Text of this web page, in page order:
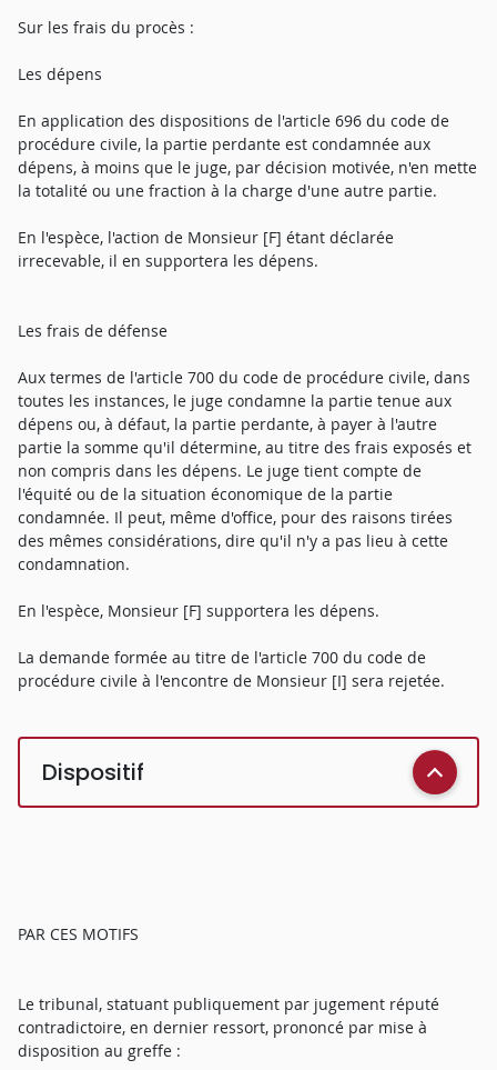
Sur les frais du procès :
Les dépens
En application des dispositions de l'article 696 du code de
procédure civile, la partie perdante est condamnée aux
dépens, à moins que le juge, par décision motivée, n'en mette
la totalité ou une fraction à la charge d'une autre partie.
En l'espèce, l'action de Monsieur [F] étant déclarée
irrecevable, il en supportera les dépens.
Les frais de défense
Aux termes de l'article 700 du code de procédure civile, dans
toutes les instances, le juge condamne la partie tenue aux
dépens ou, à défaut, la partie perdante, à payer à l'autre
partie la somme qu'il détermine, au titre des frais exposés et
non compris dans les dépens. Le juge tient compte de
l'équité ou de la situation économique de la partie
condamnée. Il peut, même d'office, pour des raisons tirées
des mêmes considérations, dire qu'il n'y a pas lieu à cette
condamnation.
En l'espèce, Monsieur [F] supportera les dépens.
La demande formée au titre de l'article 700 du code de
procédure civile à l'encontre de Monsieur [I] sera rejetée.
Dispositif
PAR CES MOTIFS
Le tribunal, statuant publiquement par jugement réputé
contradictoire, en dernier ressort, prononcé par mise à
disposition au greffe :